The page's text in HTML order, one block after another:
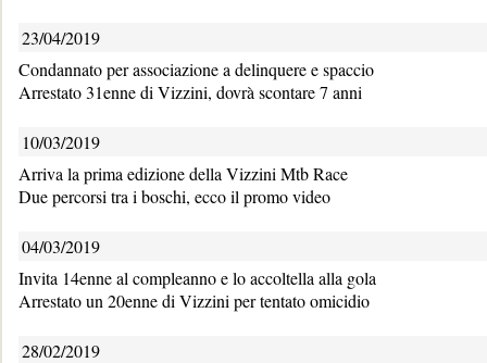
23/04/2019
Condannato per associazione a delinquere e spaccio
Arrestato 31enne di Vizzini, dovrà scontare 7 anni
10/03/2019
Arriva la prima edizione della Vizzini Mtb Race
Due percorsi tra i boschi, ecco il promo video
04/03/2019
Invita 14enne al compleanno e lo accoltella alla gola
Arrestato un 20enne di Vizzini per tentato omicidio
28/02/2019